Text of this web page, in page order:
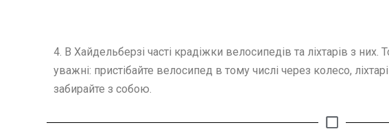
4. В Хайдельберзі часті крадіжки велосипедів та ліхтарів з них.
уважні: пристібайте велосипед в тому числі через колесо,
забирайте з собою.